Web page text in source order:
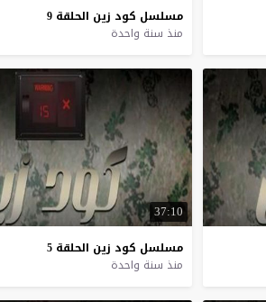
مسلسل كود زين الحلقة 9
منذ سنة واحدة
37:10
مسلسل كود زين الحلقة 5
منذ سنة واحدة